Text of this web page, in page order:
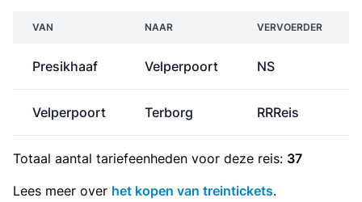
VAN NAAR VERVOERDER
Presikhaaf Velperpoort NS
Velperpoort Terborg RRReis
Totaal aantal tariefeenheden voor deze reis: 37
Lees meer over het kopen van treintickets.